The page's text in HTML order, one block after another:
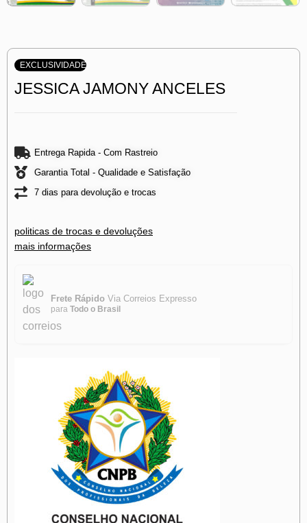
EXCLUSIVIDADE
JESSICA JAMONY ANCELES
Entrega Rapida - Com Rastreio
Garantia Total - Qualidade e Satisfação
7 dias para devolução e trocas
politicas de trocas e devoluções
mais informações
Frete Rápido Via Correios Expresso
para Todo o Brasil